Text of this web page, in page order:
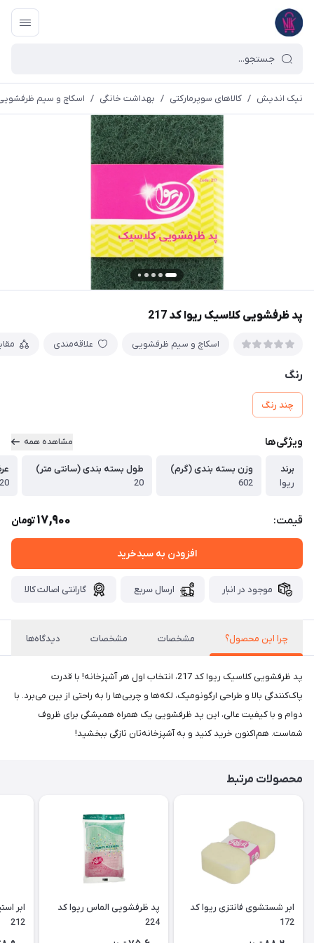
نیک اندیش / کالاهای سوپرمارکتی / بهداشت خانگی / اسکاچ و سیم
پد ظرفشویی کلاسیک ریوا کد 217
اسکاچ و سیم ظرفشویی علاقه‌مندی
رنگ
چند رنگ
ویژگی‌ها مشاهده همه
برند
ریوا
وزن بسته بندی (گرم)
602
طول بسته بندی (سانتی متر)
20
20
قیمت: 17,900تومان
افزودن به سبدخرید
موجود در انبار ارسال سریع گارانتی اصالت کالا
چرا این محصول؟ مشخصات مشخصات دیدگاه‌ها
پد ظرفشویی کلاسیک ریوا کد 217، انتخاب اول هر آشپزخانه! با قدرت
پاک‌کنندگی بالا و طراحی ارگونومیک، لکه‌ها و چربی‌ها را به راحتی از بین می‌برد. با
دوام و با کیفیت عالی، این پد ظرفشویی یک همراه همیشگی برای ظروف
شماست. هم‌اکنون خرید کنید و به آشپزخانه‌تان تازگی ببخشید!
محصولات مرتبط
ابر شستشوی فانتزی ریوا کد
172
پد ظرفشویی الماس ریوا کد
224
ابر
212